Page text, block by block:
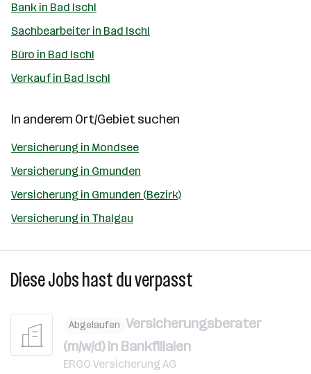
Bank in Bad Ischl
Sachbearbeiter in Bad Ischl
Büro in Bad Ischl
Verkauf in Bad Ischl
In anderem Ort/Gebiet suchen
Versicherung in Mondsee
Versicherung in Gmunden
Versicherung in Gmunden (Bezirk)
Versicherung in Thalgau
Diese Jobs hast du verpasst
Abgelaufen Versicherungsberater
(m/w/d) in Bankfilialen
ERGO Versicherung AG